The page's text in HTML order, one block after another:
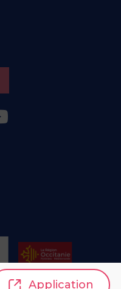
Application